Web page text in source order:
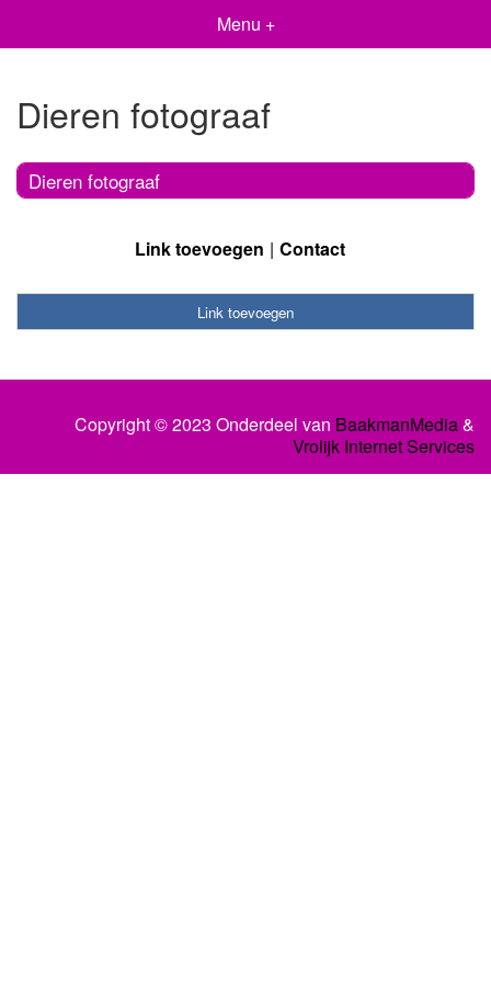
Menu +
Dieren fotograaf
Dieren fotograaf
Link toevoegen Contact
Link toevoegen
Copyright © 2023 Onderdeel van BaakmanMedia&
Vrolijk Internet Services